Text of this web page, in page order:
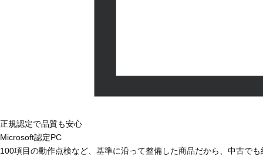
正規認定で品質も安心
Microsoft認定PC
100項目の動作点検など、基準に沿って整備した商品だから、中古で